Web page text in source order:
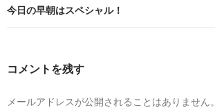
ナ
ゲ
今日の早朝はスペシャル！
コメントを残す
メールアドレスが公開されることはありません。